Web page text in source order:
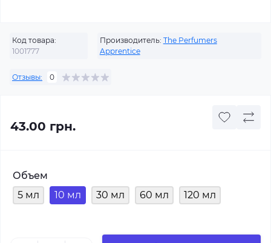
Код товара:
1001777
Производитель: The Perfumers
Apprentice
Отзывы: 0
43.00 грн.
Объем
5 мл
10 мл 30 мл 60 мл 120 мл